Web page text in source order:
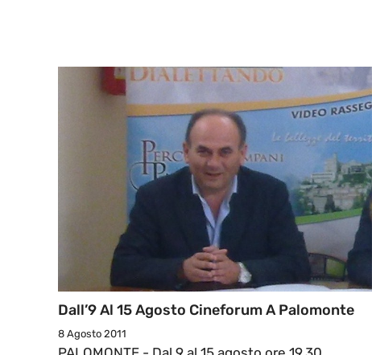
Dall’9 Al 15 Agosto Cineforum A Palomonte
8 Agosto 2011